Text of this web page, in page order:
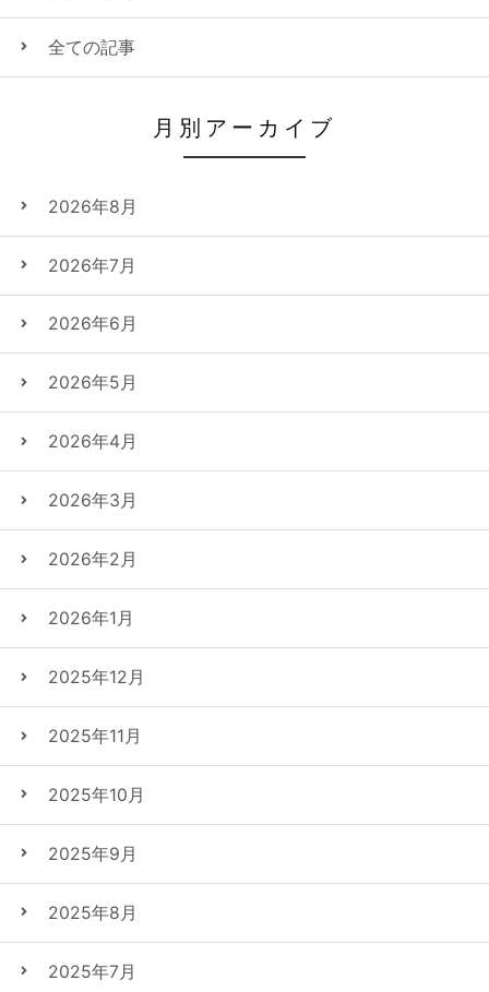
全ての記事
月別アーカイブ
2026年8月
2026年7月
2026年6月
2026年5月
2026年4月
2026年3月
2026年2月
2026年1月
2025年12月
2025年11月
2025年10月
2025年9月
2025年8月
2025年7月